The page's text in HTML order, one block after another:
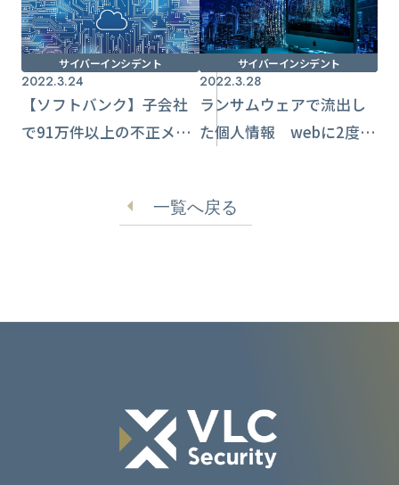
サイバーインシデント
2022.3.24
【ソフトバンク】子会社
で91万件以上の不正メー
サイバーインシデント
2022.3.28
ランサムウェアで流出し
た個人情報 webに2度公
一覧へ戻る